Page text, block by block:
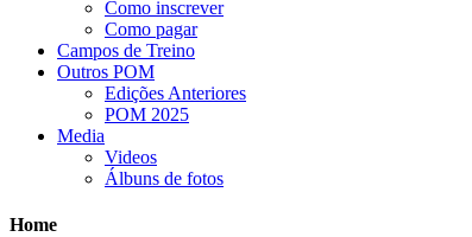
Como inscrever
Como pagar
Campos de Treino
Outros POM
Edições Anteriores
POM 2025
Media
Videos
Álbuns de fotos
Home